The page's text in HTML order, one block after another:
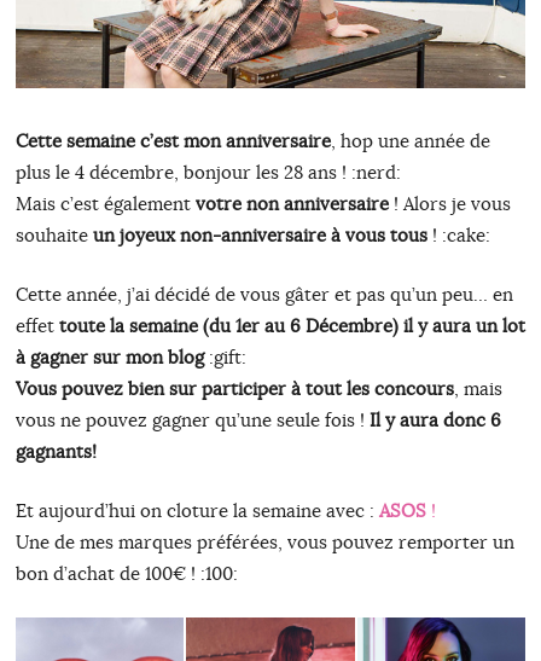
Cette semaine c’est mon anniversaire, hop une année de
plus le 4 décembre, bonjour les 28 ans ! :nerd:
Mais c’est également votre non anniversaire! Alors je vous
souhaite un joyeux non-anniversaire à vous tous! :cake:
Cette année, j’ai décidé de vous gâter et pas qu’un peu… en
effet toute la semaine (du 1er au 6 Décembre) il y aura un lot
à gagner sur mon blog:gift:
Vous pouvez bien sur participer à tout les concours, mais
vous ne pouvez gagner qu’une seule fois ! Il y aura donc 6
gagnants!
Et aujourd’hui on cloture la semaine avec : ASOS!
Une de mes marques préférées, vous pouvez remporter un
bon d’achat de 100€ ! :100: